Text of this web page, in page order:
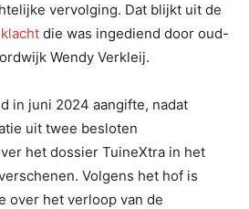
vervolging. Dat blijkt uit de
klacht die was ingediend door oud-
Wendy Verkleij.
in juni 2024 aangifte, nadat
uit twee besloten
het dossier TuineXtra in het
Volgens het hof is
over het verloop van de